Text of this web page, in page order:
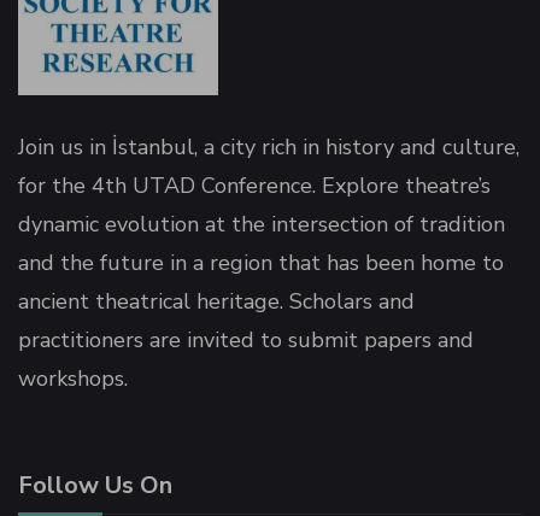
Join us in İstanbul, a city rich in history and culture,
for the 4th UTAD Conference. Explore theatre’s
dynamic evolution at the intersection of tradition
and the future in a region that has been home to
ancient theatrical heritage. Scholars and
practitioners are invited to submit papers and
workshops.
Follow Us On